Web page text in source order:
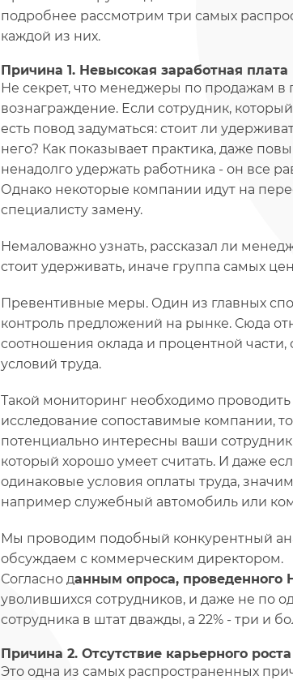
подробнее рассмотрим три самых
каждой из них.
Причина 1. Невысокая заработная плата
Не секрет, что менеджеры по продажам
вознаграждение. Если сотрудник,
есть повод задуматься: стоит ли
него? Как показывает практика, даже
ненадолго удержать работника - он все
Однако некоторые компании идут на
специалисту замену.
Немаловажно узнать, рассказал ли
стоит удерживать, иначе группа самых
Превентивные меры. Один из главных
контроль предложений на рынке. Сюда
соотношения оклада и процентной части,
условий труда.
Такой мониторинг необходимо
исследование сопоставимые компании,
потенциально интересны ваши
который хорошо умеет считать. И даже
одинаковые условия оплаты труда,
например служебный автомобиль или
Мы проводим подобный конкурентный
обсуждаем с коммерческим директором.
Согласно данным опроса, проведенного
уволившихся сотрудников, и даже не по
сотрудника в штат дважды, а 22% - три и
Причина 2. Отсутствие карьерного роста
Это одна из самых распространенных